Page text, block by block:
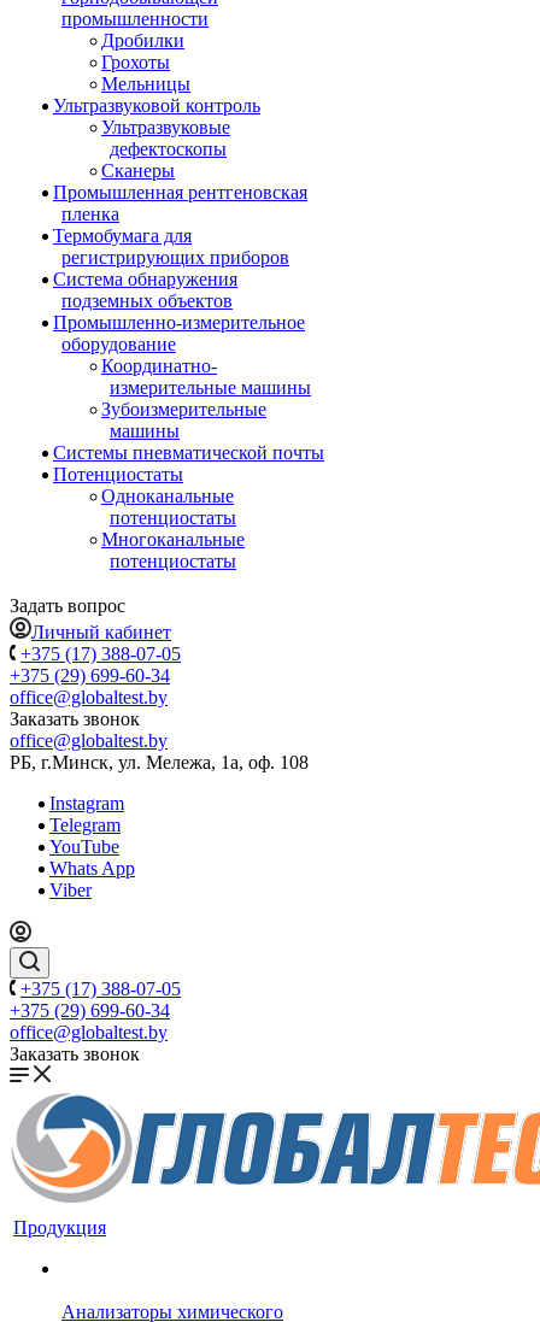
промышленности
Дробилки
Грохоты
Мельницы
Ультразвуковой контроль
Ультразвуковые
дефектоскопы
Сканеры
Промышленная рентгеновская
пленка
Термобумага для
регистрирующих приборов
Система обнаружения
подземных объектов
Промышленно-измерительное
оборудование
Координатно-
измерительные машины
Зубоизмерительные
машины
Системы пневматической почты
Потенциостаты
Одноканальные
потенциостаты
Многоканальные
потенциостаты
Задать вопрос
Личный кабинет
+375 (17) 388-07-05
+375 (29) 699-60-34
office@globaltest.by
Заказать звонок
office@globaltest.by
РБ, г.Минск, ул. Мележа, 1а, оф. 108
Instagram
Telegram
YouTube
Whats App
Viber
+375 (17) 388-07-05
+375 (29) 699-60-34
office@globaltest.by
Заказать звонок
Продукция
Анализаторы химического